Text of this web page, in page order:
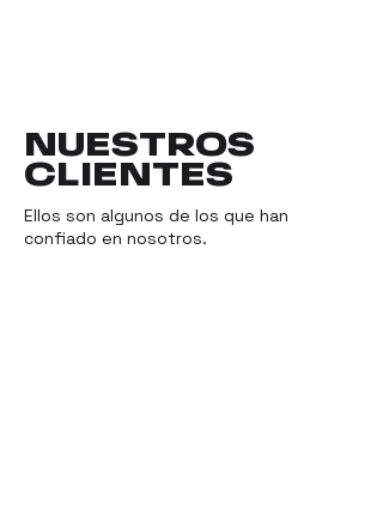
NUESTROS
CLIENTES
Ellos son algunos de los que han
confiado en nosotros.